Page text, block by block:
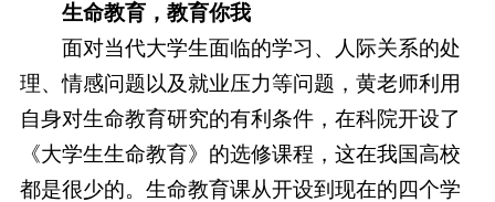
生命教育，教育你我
面对当代大学生面临的学习、人际关系的处
理、情感问题以及就业压力等问题，黄老师利用
自身对生命教育研究的有利条件，在科院开设了
《大学生生命教育》的选修课程，这在我国高校
都是很少的。生命教育课从开设到现在的四个学